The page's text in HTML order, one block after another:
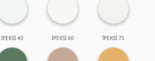
İPEKSİ 40 İPEKSİ 60 İPEKSİ 75